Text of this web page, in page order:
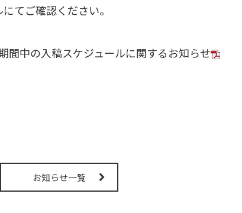
てご確認ください。
間中の入稿スケジュールに関するお知らせ
お知らせ一覧